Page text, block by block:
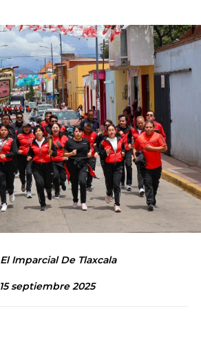
El Imparcial De Tlaxcala
15 septiembre 2025